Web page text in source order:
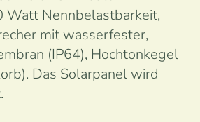
Watt Nennbelastbarkeit,
mit wasserfester,
(IP64), Hochtonkegel
Das Solarpanel wird